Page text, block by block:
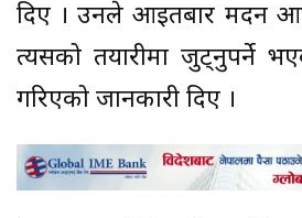
दिए । उनले आइतबार मदन
त्यसको तयारीमा जुट्नुपर्ने
गरिएको जानकारी दिए ।